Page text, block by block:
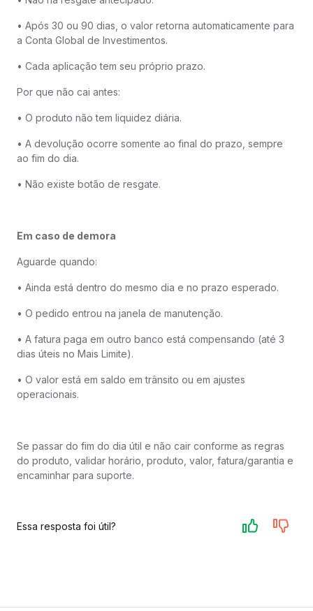
• Após 30 ou 90 dias, o valor retorna automaticamente para
a Conta Global de Investimentos.
• Cada aplicação tem seu próprio prazo.
Por que não cai antes:
• O produto não tem liquidez diária.
• A devolução ocorre somente ao final do prazo, sempre
ao fim do dia.
• Não existe botão de resgate.
Em caso de demora
Aguarde quando:
• Ainda está dentro do mesmo dia e no prazo esperado.
• O pedido entrou na janela de manutenção.
• A fatura paga em outro banco está compensando (até 3
dias úteis no Mais Limite).
• O valor está em saldo em trânsito ou em ajustes
operacionais.
Se passar do fim do dia útil e não cair conforme as regras
do produto, validar horário, produto, valor, fatura/garantia e
encaminhar para suporte.
Essa resposta foi útil?